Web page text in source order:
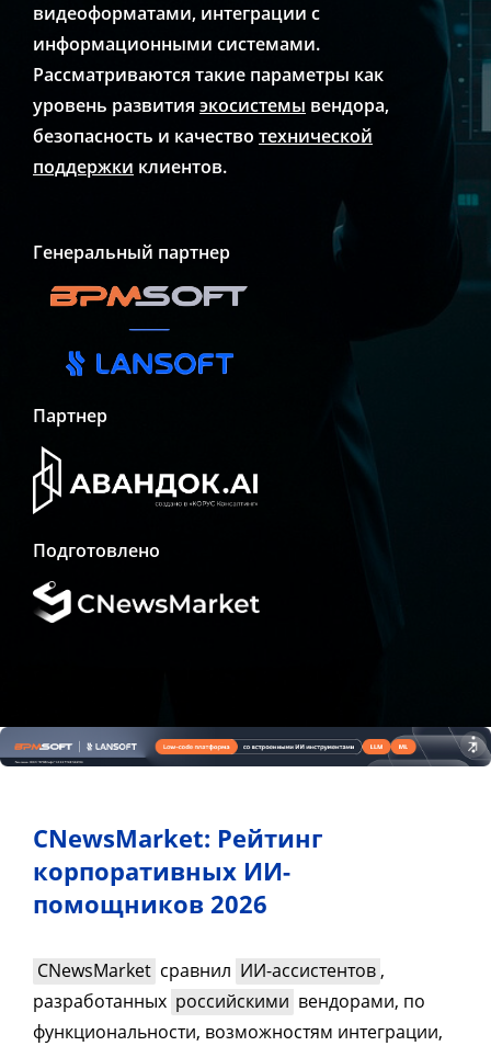
видеоформатами, интеграции с
информационными системами.
Рассматриваются такие параметры как
уровень развития экосистемы вендора,
безопасность и качество технической
поддержки клиентов.
Генеральный партнер
Партнер
Подготовлено
CNewsMarket: Рейтинг
корпоративных ИИ-
помощников 2026
CNewsMarket сравнил ИИ-ассистентов ,
разработанных российскими вендорами, по
функциональности, возможностям интеграции,